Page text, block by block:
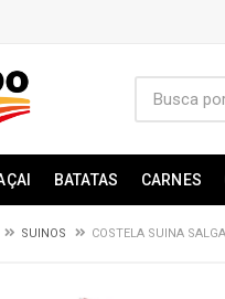
BATATAS CARNES
SUINOS COSTELA SUINA